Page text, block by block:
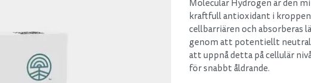
Molecular Hydrogen är den
kraftfull antioxidant i
cellbarriären och absorberas
genom att potentiellt
att uppnå detta på cellulär
för snabbt åldrande.